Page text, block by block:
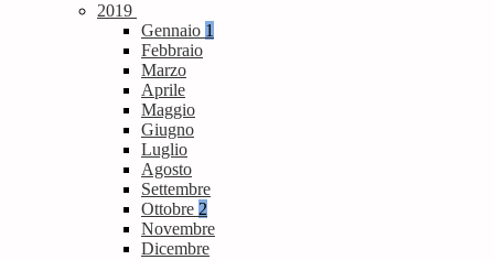
2019
Gennaio 1
Febbraio
Marzo
Aprile
Maggio
Giugno
Luglio
Agosto
Settembre
Ottobre 2
Novembre
Dicembre